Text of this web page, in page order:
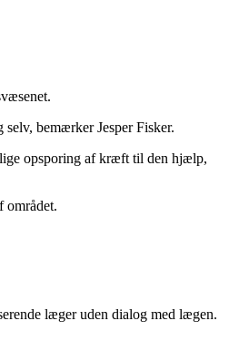
bemærker Jesper Fisker.
opsporing af kræft til den hjælp,
området.
læger uden dialog med lægen.